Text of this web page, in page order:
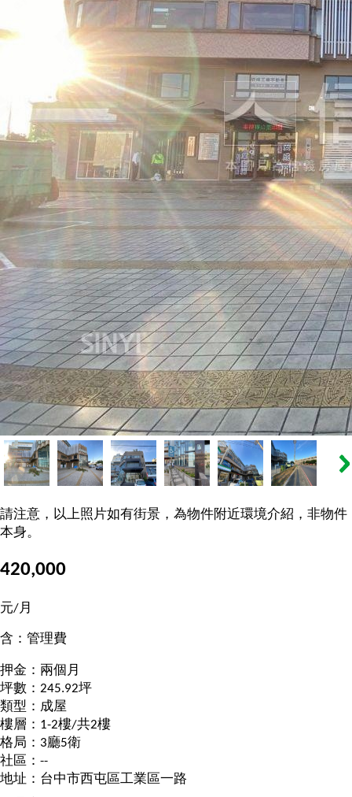
請注意，以上照片如有街景，為物件附近環境介紹，非物件
本身。
420,000
元/月
含：管理費
押金：兩個月
坪數：245.92坪
類型：成屋
樓層：1-2樓/共2樓
格局：3廳5衛
社區：--
地址：台中市西屯區工業區一路